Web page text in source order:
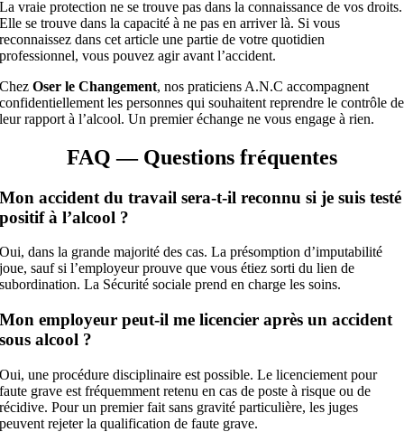
La vraie protection ne se trouve pas dans la connaissance de vos droits.
Elle se trouve dans la capacité à ne pas en arriver là. Si vous
reconnaissez dans cet article une partie de votre quotidien
professionnel, vous pouvez agir avant l’accident.
ChezOser le Changement, nos praticiens A.N.C accompagnent
confidentiellement les personnes qui souhaitent reprendre le contrôle de
leur rapport à l’alcool. Un premier échange ne vous engage à rien.
FAQ — Questions fréquentes
Mon accident du travail sera-t-il reconnu si je suis testé
positif à l’alcool ?
Oui, dans la grande majorité des cas. La présomption d’imputabilité
joue, sauf si l’employeur prouve que vous étiez sorti du lien de
subordination. La Sécurité sociale prend en charge les soins.
Mon employeur peut-il me licencier après un accident
sous alcool ?
Oui, une procédure disciplinaire est possible. Le licenciement pour
faute grave est fréquemment retenu en cas de poste à risque ou de
récidive. Pour un premier fait sans gravité particulière, les juges
peuvent rejeter la qualification de faute grave.